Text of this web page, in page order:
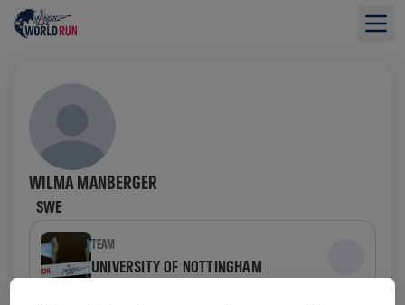
WILMA MANBERGER
SWE
TEAM
UNIVERSITY OF NOTTINGHAM